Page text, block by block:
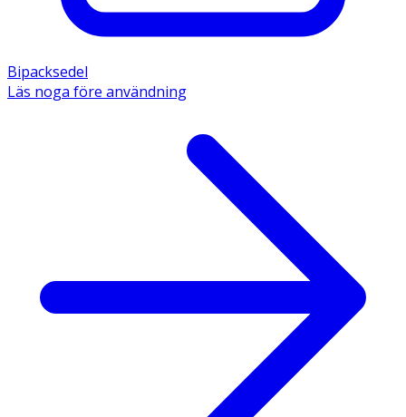
Bipacksedel
Läs noga före användning